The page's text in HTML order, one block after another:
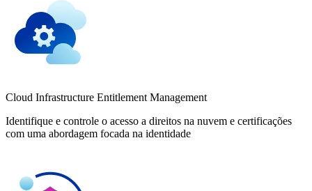
Cloud Infrastructure Entitlement Management
Identifique e controle o acesso a direitos na nuvem e certificações
com uma abordagem focada na identidade